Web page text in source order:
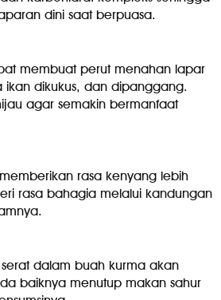
dini saat berpuasa.
membuat perut menahan lapar
ikan dikukus, dan dipanggang.
agar semakin bermanfaat
rasa kenyang lebih
rasa bahagia melalui kandungan
dalam buah kurma akan
baiknya menutup makan sahur